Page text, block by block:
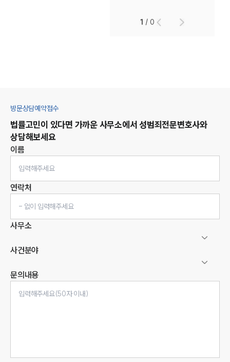
1 /0
방문상담예약접수
법률고민이 있다면 가까운 사무소에서 성범죄전문변호사와
상담해보세요
이름
연락처
사무소
사건분야
문의내용